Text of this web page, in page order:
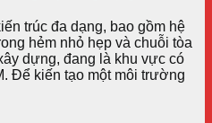
trúc đa dạng, bao gồm hệ
hẻm nhỏ hẹp và chuỗi tòa
dựng, đang là khu vực có
Để kiến tạo một môi trường